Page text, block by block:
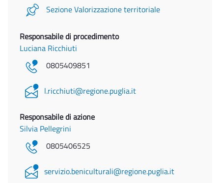
Sezione Valorizzazione territoriale
Responsabile di procedimento
Luciana Ricchiuti
0805409851
l.ricchiuti@regione.puglia.it
Responsabile di azione
Silvia Pellegrini
0805406525
servizio.beniculturali@regione.puglia.it